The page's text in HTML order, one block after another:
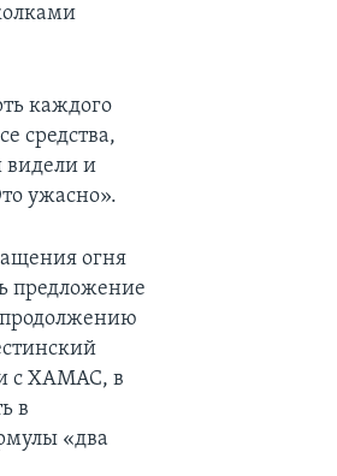
каждого
средства,
видели и
ужасно».
огня
предложение
продолжению
с ХАМАС, в
в
«два